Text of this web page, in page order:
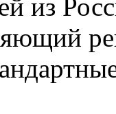
из